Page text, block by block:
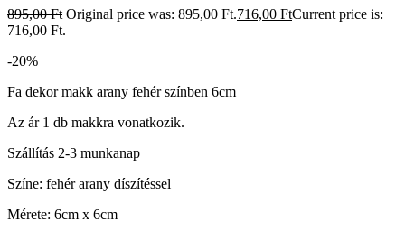
895,00Ft Original price was: 895,00 Ft.716,00 FtCurrent price is:
716,00 Ft.
-20%
Fa dekor makk arany fehér színben 6cm
Az ár 1 db makkra vonatkozik.
Szállítás 2-3 munkanap
Színe: fehér arany díszítéssel
Mérete: 6cm x 6cm